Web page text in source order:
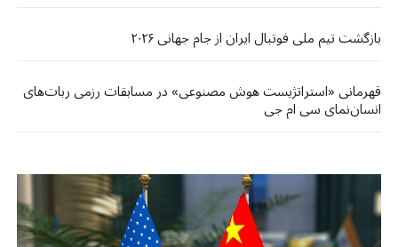
بازگشت تیم ملی فوتبال ایران از جام جهانی ۲۰۲۶
قهرمانی «استراتژیست هوش مصنوعی» در مسابقات رزمی ربات‌های
انسان‌نمای سی‌ ام ‌جی